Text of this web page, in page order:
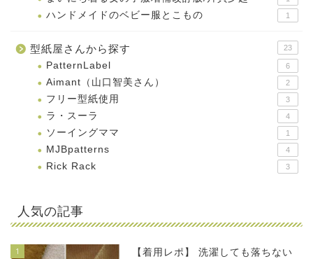
ハンドメイドのベビー服とこもの 1
型紙屋さんから探す 23
PatternLabel 6
Aimant（山口智美さん） 2
フリー型紙使用 3
ラ・スーラ 4
ソーイングママ 1
MJBpatterns 4
Rick Rack 3
人気の記事
1
【着用レポ】 洗濯しても落ちない